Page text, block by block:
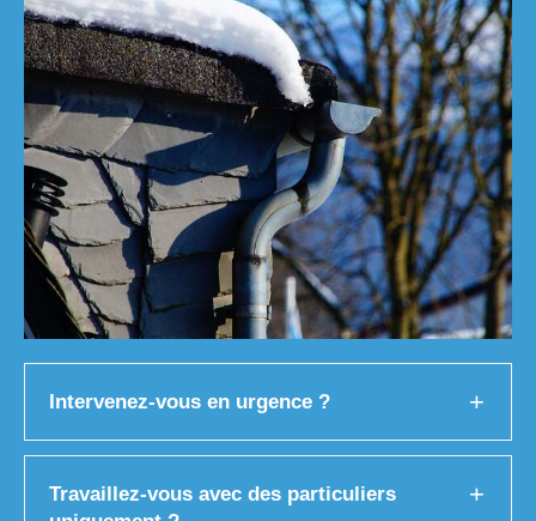
Intervenez-vous en urgence ?
Travaillez-vous avec des particuliers